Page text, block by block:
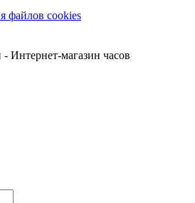
файлов cookies
Интернет-магазин часов